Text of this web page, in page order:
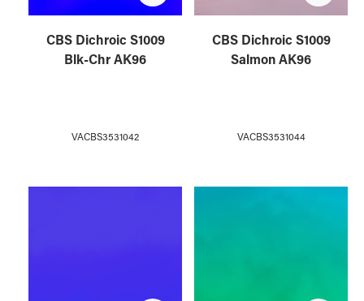
CBS Dichroic S1009
Blk-Chr AK96
VACBS3531042
CBS Dichroic S1009
Salmon AK96
VACBS3531044